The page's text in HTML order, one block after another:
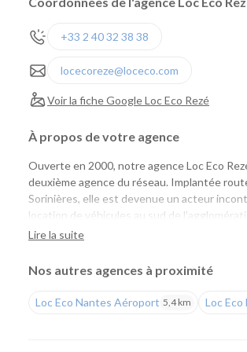
+33 2 40 32 38 38
locecoreze@loceco.com
Voir la fiche Google Loc Eco Rezé
À propos de votre agence
Ouverte en 2000, notre agence Loc Eco
deuxième agence du réseau. Implantée
Sorinières, elle est devenue un acteur
location de véhicules au sud de
aussi bien pour les particuliers que pour les
professionnels
Que vous prépariez un déplacement
Lire la suite
Nos autres agences à proximité
Loc Eco Nantes Aéroport 5,4 km Loc